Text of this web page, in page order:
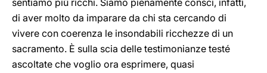
sentiamo più ricchi. Siamo pienamente consci, infatti,
di aver molto da imparare da chi sta cercando di
vivere con coerenza le insondabili ricchezze di un
sacramento. È sulla scia delle testimonianze testé
ascoltate che voglio ora esprimere, quasi